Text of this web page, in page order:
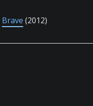
Brave (2012)